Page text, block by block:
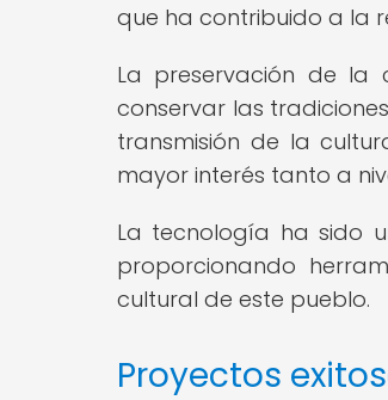
que ha contribuido a la
La preservación de
conservar las
transmisión de la
mayor interés tanto a
La tecnología ha sido
proporcionando
cultural de este pueblo.
Proyectos